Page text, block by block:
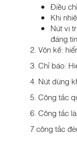
Điều
Khi
Nút vị
đáng
2. Vôn kế:
3. Chỉ báo:
4. Nút dừng
5. Công tắc
6. Công tắc
7 công tắc